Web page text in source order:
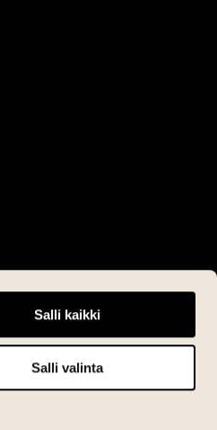
Salli kaikki
Salli valinta